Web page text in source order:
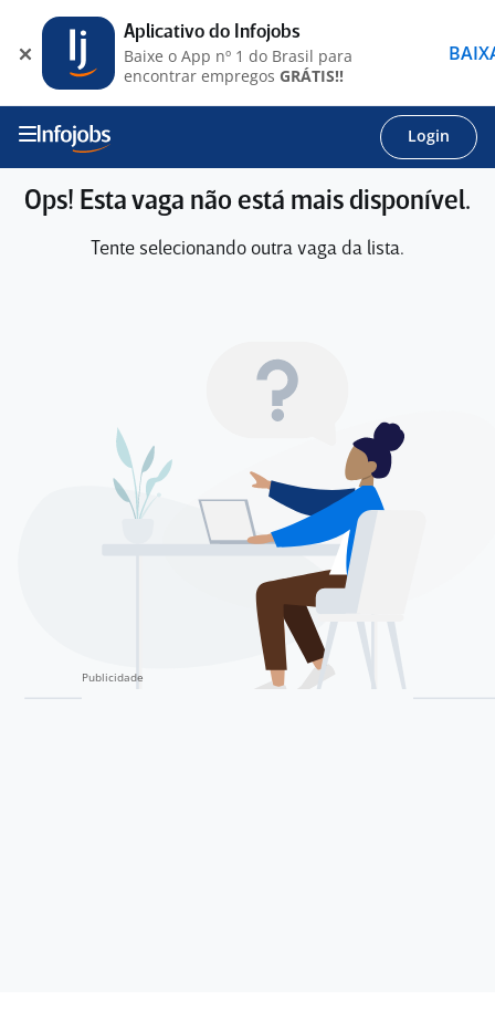
Login
Ops! Esta vaga não está mais disponível.
Tente selecionando outra vaga da lista.
Aplicativo do Infojobs
Baixe o App nº 1 do Brasil para
encontrar empregos GRÁTIS!!